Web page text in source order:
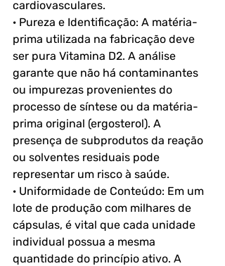
cardiovasculares.
· Pureza e Identificação: A matéria-
prima utilizada na fabricação deve
ser pura Vitamina D2. A análise
garante que não há contaminantes
ou impurezas provenientes do
processo de síntese ou da matéria-
prima original (ergosterol). A
presença de subprodutos da reação
ou solventes residuais pode
representar um risco à saúde.
· Uniformidade de Conteúdo: Em um
lote de produção com milhares de
cápsulas, é vital que cada unidade
individual possua a mesma
quantidade do princípio ativo. A